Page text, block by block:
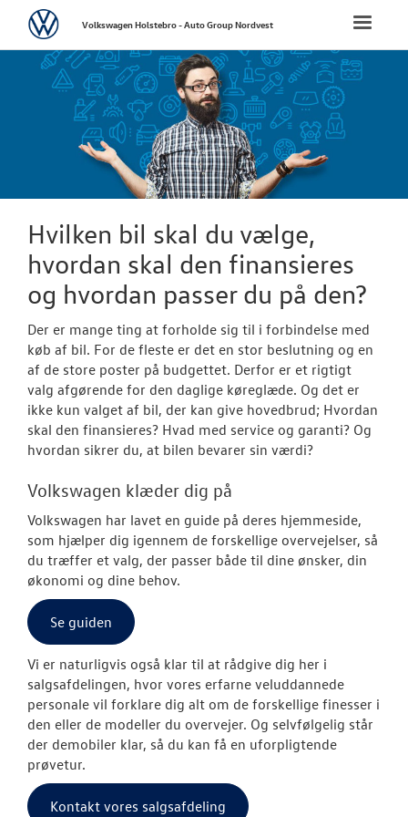
FORSIDE
NYE
Bestil
Finansiering
Privatleasing
Vejen til et
Elektrisk
ID.3 Neo
Aktuelle
ID. Cross
ID.5
Toggle
VolkswagenVolkswagen Holstebro - Auto Group Nordvest
Hvilken bil skal du vælge,
hvordan skal den finansieres
og hvordan passer du på den?
Der er mange ting at forholde sig til i forbindelse med
køb af bil. For de fleste er det en stor beslutning og en
af de store poster på budgettet. Derfor er et rigtigt
valg afgørende for den daglige køreglæde. Og det er
ikke kun valget af bil, der kan give hovedbrud; Hvordan
skal den finansieres? Hvad med service og garanti? Og
hvordan sikrer du, at bilen bevarer sin værdi?
Volkswagen klæder dig på
Volkswagen har lavet en guide på deres hjemmeside,
som hjælper dig igennem de forskellige overvejelser, så
du træffer et valg, der passer både til dine ønsker, din
økonomi og dine behov.
Se guiden
Vi er naturligvis også klar til at rådgive dig her i
salgsafdelingen, hvor vores erfarne veluddannede
personale vil forklare dig alt om de forskellige finesser i
den eller de modeller du overvejer. Og selvfølgelig står
der demobiler klar, så du kan få en uforpligtende
prøvetur.
Kontakt vores salgsafdeling